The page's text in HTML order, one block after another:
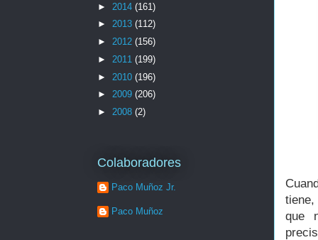
tiene,
que
► 2014 (161)
► 2013 (112)
► 2012 (156)
► 2011 (199)
► 2010 (196)
► 2009 (206)
► 2008 (2)
Colaboradores
Paco Muñoz Jr.
Paco Muñoz